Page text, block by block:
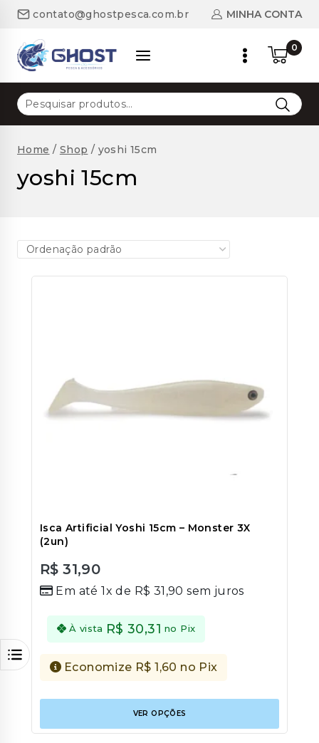
contato@ghostpesca.com.br MINHA CONTA
0
Pesquisar
por:
Home / Shop / yoshi 15cm
yoshi 15cm
Isca Artificial Yoshi 15cm – Monster 3X
(2un)
out
R$31,90
Em até 1x de R$ 31,90 sem juros
À vista R$30,31 no Pix
Economize R$1,60 no Pix
VER OPÇÕES
tem